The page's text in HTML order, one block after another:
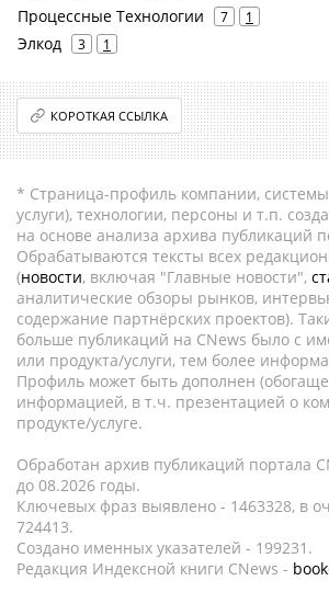
Процессные Технологии 7 1
Элкод 3 1
КОРОТКАЯ ССЫЛКА
* Страница-профиль компании, системы
услуги), технологии, персоны и т.п.
на основе анализа архива публикаций
Обрабатываются тексты всех
(новости, включая "Главные новости",
аналитические обзоры рынков,
содержание партнёрских проектов).
больше публикаций на CNews было с
или продукта/услуги, тем более
Профиль может быть дополнен
информацией, в т.ч. презентацией о
продукте/услуге.
Обработан архив публикаций портала
до 08.2026 годы.
Ключевых фраз выявлено - 1463328, в
724413.
Создано именных указателей - 199231.
Редакция Индексной книги CNews -